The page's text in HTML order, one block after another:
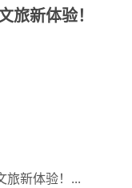
旅新体验！
旅新体验！...